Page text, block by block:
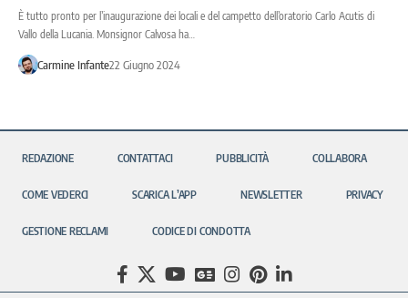
È tutto pronto per l’inaugurazione dei locali e del campetto dell’oratorio Carlo Acutis di
Vallo della Lucania. Monsignor Calvosa ha…
Carmine Infante22 Giugno 2024
REDAZIONE CONTATTACI PUBBLICITÀ COLLABORA
COME VEDERCI SCARICA L’APP NEWSLETTER PRIVACY
GESTIONE RECLAMI CODICE DI CONDOTTA